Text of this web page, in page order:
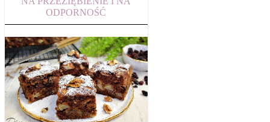
ODPORNOŚĆ